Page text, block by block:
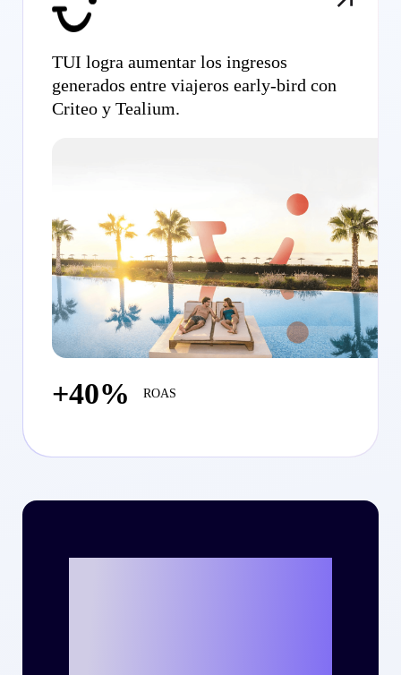
TUI logra aumentar los ingresos
generados entre viajeros early-bird con
Criteo y Tealium.
+40% ROAS